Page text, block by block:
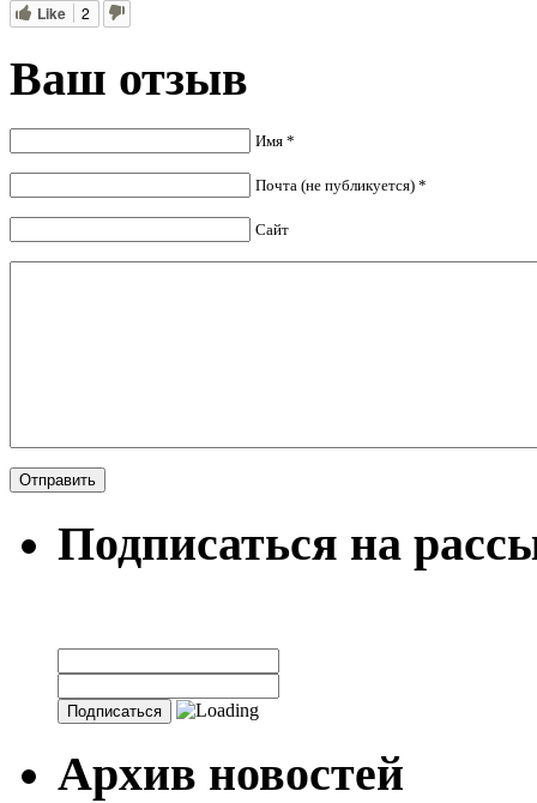
Like 2
Ваш отзыв
Имя *
Почта (не публикуется) *
Сайт
Подписаться на
Архив новостей